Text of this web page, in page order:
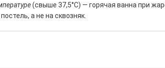
(свыше 37,5°C) — горячая ванна при
а не на сквозняк.